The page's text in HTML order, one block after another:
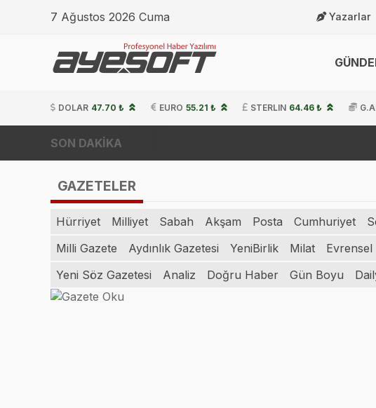
7 Ağustos 2026 Cuma Yazarlar
DOLAR 47.70 ₺ EURO 55.21 ₺ STERLIN 64.46 ₺
SON DAKİKA
GAZETELER
Hürriyet Milliyet Sabah Akşam Posta Cumhuriyet
Milli Gazete
Aydınlık Gazetesi YeniBirlik Milat Evrensel
Yeni Söz Gazetesi
Analiz Doğru Haber Gün Boyu